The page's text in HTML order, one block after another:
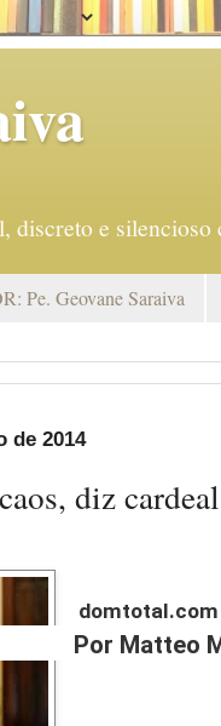
discreto e
Pe. Geovane Saraiva
de 2014
diz cardeal
domtotal.com
Por Matteo